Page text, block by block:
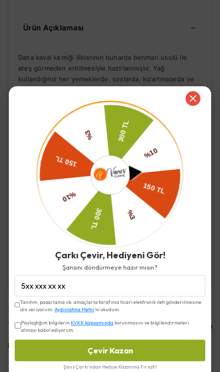
Ürün Açıklaması
Dana kaval kemiği iliklerinin buharda benmari usulü ile
ateş görmeden eritilmesiyle hazırlanmıştır. Yağ
kullandığınız her yemeklerde, soslarda, kızartmalarda ve
edebilirsiniz. Tüm yiyecek ve içeceklerinize zengin lezzet
katması için en sade hali ile hazırlanmıştır. Ayrıca kişisel
bakımınızda (cilt çatlakları ve kuruluğunda, saç bakımında)
kullanabilirsiniz.
Devamını Göster
İade ve Değişim
Kargo ve Teslimat
Yorumlar Yorum Yap
Bu ürün için henüz yorum yapılmamış.
Çarkı Çevir, Hediyeni Gör!
Şansını döndürmeye hazır mısın?
Tanıtım, pazarlama vb. amaçlarla tarafıma ticari elektronik ileti gönderilmesine
izin veriyorum.Aydınlatma Metni'ni okudum.
Paylaştığım bilgilerin KVKK kapsamında korunmasını ve bilgilendirmeleri
almayı kabul ediyorum.
Çevir Kazan
Şans Çarkı'ndan Hediye Kazanma Fırsatı!